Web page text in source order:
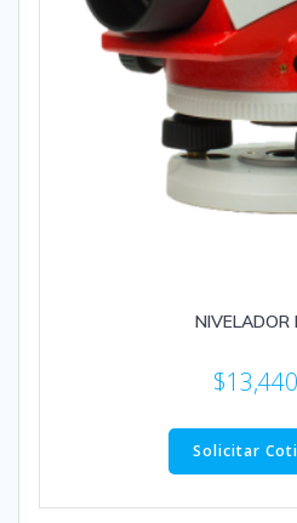
NIVELADOR
$
Solicitar